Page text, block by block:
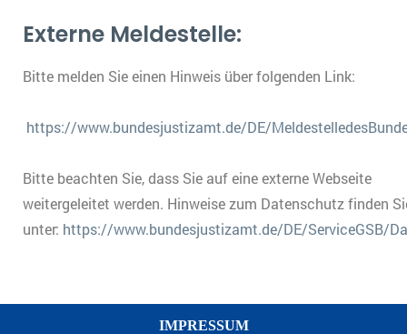
Externe Meldestelle:
Bitte melden Sie einen Hinweis über folgenden Link:
https://www.bundesjustizamt.de/DE/
Bitte beachten Sie, dass Sie auf eine externe Webseite
weitergeleitet werden. Hinweise zum Datenschutz finden
unter: https://www.bundesjustizamt.de/DE/ServiceGSB/
IMPRESSUM